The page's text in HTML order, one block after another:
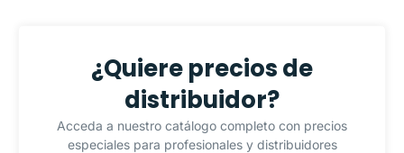
¿Quiere precios de
distribuidor?
Acceda a nuestro catálogo completo con precios
especiales para profesionales y distribuidores